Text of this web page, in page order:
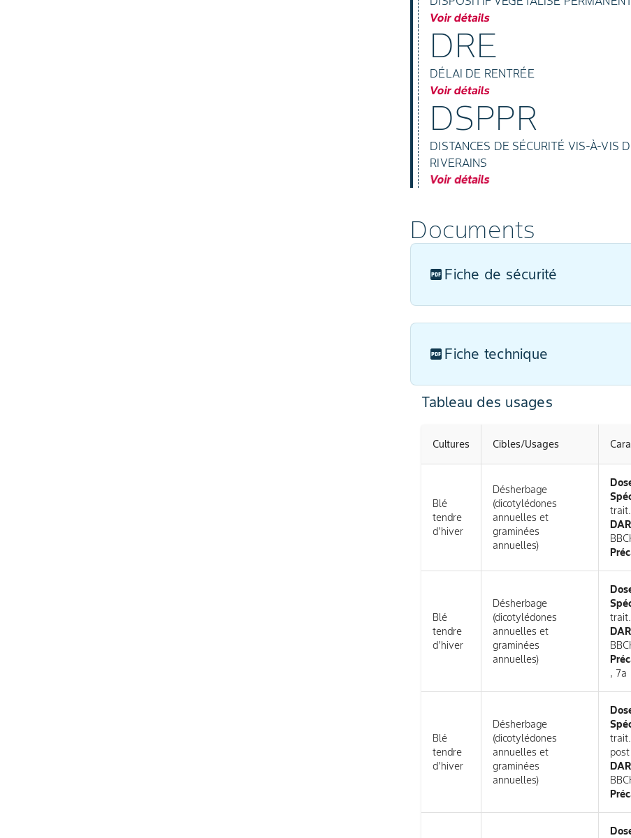
Voir détails
DRE
DÉLAI DE RENTRÉE
Voir détails
DSPPR
DISTANCES DE SÉCURITÉ VIS-À-VIS
RIVERAINS
Voir détails
Documents
Fiche de sécurité
Fiche technique
Tableau des usages
Cultures Cibles/Usages
Blé
tendre
d'hiver
Désherbage
(dicotylédones
annuelles et
graminées
annuelles)
Blé
tendre
d'hiver
Désherbage
(dicotylédones
annuelles et
graminées
annuelles)
, 7a
Blé
tendre
d'hiver
Désherbage
(dicotylédones
annuelles et
graminées
annuelles)